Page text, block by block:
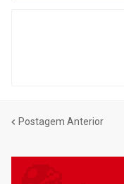
Postagem Anterior